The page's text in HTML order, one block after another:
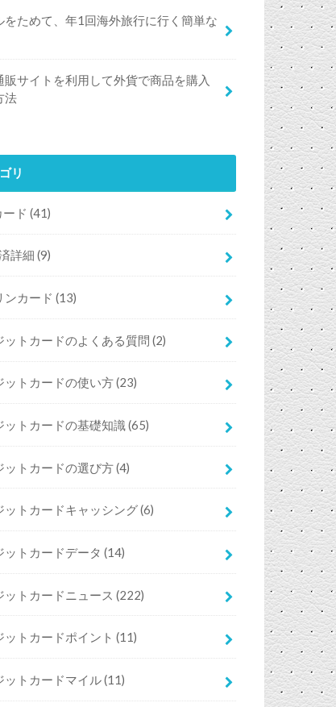
をためて、年1回海外旅行に行く簡単な
販サイトを利用して外貨で商品を購入
法
リ
ード(41)
詳細(9)
ンカード(13)
ットカードのよくある質問(2)
ットカードの使い方(23)
ットカードの基礎知識(65)
ットカードの選び方(4)
ットカードキャッシング(6)
ットカードデータ(14)
ットカードニュース(222)
ットカードポイント(11)
ットカードマイル(11)